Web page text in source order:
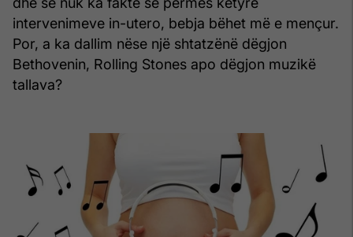
intervenimeve in-utero, bebja bëhet më e mençur.
Por, a ka dallim nëse një shtatzënë dëgjon
Bethovenin, Rolling Stones apo dëgjon muzikë
tallava?